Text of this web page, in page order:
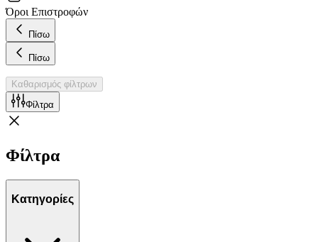
Όροι Επιστροφών
Πίσω
Πίσω
Καθαρισμός φίλτρων
Φίλτρα
Φίλτρα
Κατηγορίες